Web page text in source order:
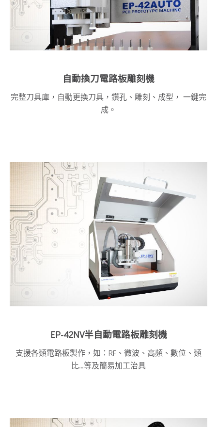
自動換刀電路板雕刻機
完整刀具庫，自動更換刀具，鑽孔、雕刻、成型， 一鍵完
成。
EP-42NV半自動電路板雕刻機
支援各類電路板製作，如：RF、微波、高頻、數位、類
比…等及簡易加工治具